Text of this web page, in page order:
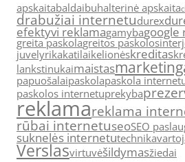
apskaitabaldaibuhalterinė apskaita
drabužiai internetudurex
efektyvi reklamagamybagoogle
greita paskolagreitos paskolos
juvelyrikakatilaikelionėskreditas
lankstinukaimaistas
papuošalaipaskolapaskola
paskolos internetuprekyba
reklamareklama
rūbai internetuseoSEO
suknelės internetutechnika
Verslasvirtuvėšildymasžiedai